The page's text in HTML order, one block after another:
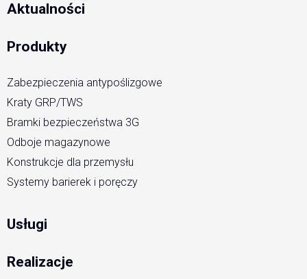
Aktualności
Produkty
Zabezpieczenia antypoślizgowe
Kraty GRP/TWS
Bramki bezpieczeństwa 3G
Odboje magazynowe
Konstrukcje dla przemysłu
Systemy barierek i poręczy
Usługi
Realizacje